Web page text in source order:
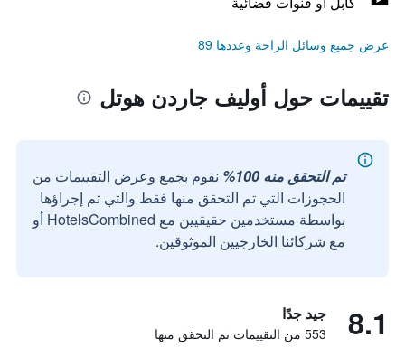
عرض جميع وسائل الراحة وعددها 89
تقييمات حول أوليف جاردن هوتل
تم التحقق منه 100%
نقوم بجمع وعرض التقييمات من
الحجوزات التي تم التحقق منها فقط والتي تم إجراؤها
بواسطة مستخدمين حقيقيين مع HotelsCombined أو
مع شركائنا الخارجيين الموثوقين.
8.1 جيد جدًا
553 من التقييمات تم التحقق منها